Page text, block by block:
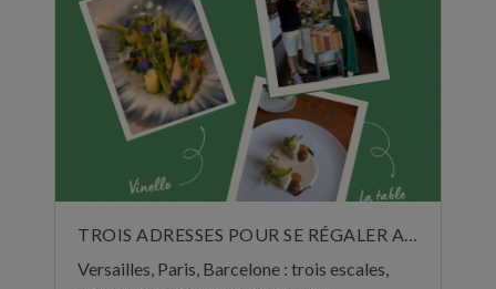
TROIS ADRESSES POUR SE RÉGALER AU MOIS DE JUIN
Versailles, Paris, Barcelone : trois escales,